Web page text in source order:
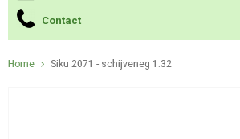
Contact
Home Siku 2071 - schijveneg 1:32